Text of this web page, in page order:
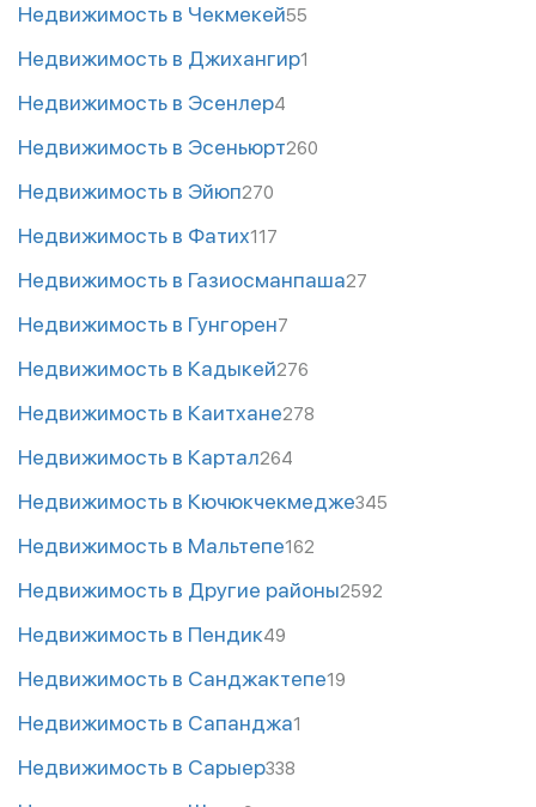
Недвижимость в Чекмекей55
Недвижимость в Джихангир1
Недвижимость в Эсенлер4
Недвижимость в Эсеньюрт260
Недвижимость в Эйюп270
Недвижимость в Фатих117
Недвижимость в Газиосманпаша27
Недвижимость в Гунгорен7
Недвижимость в Кадыкей276
Недвижимость в Каитхане278
Недвижимость в Картал264
Недвижимость в Кючюкчекмедже345
Недвижимость в Мальтепе162
Недвижимость в Другие районы2592
Недвижимость в Пендик49
Недвижимость в Санджактепе19
Недвижимость в Сапанджа1
Недвижимость в Сарыер338